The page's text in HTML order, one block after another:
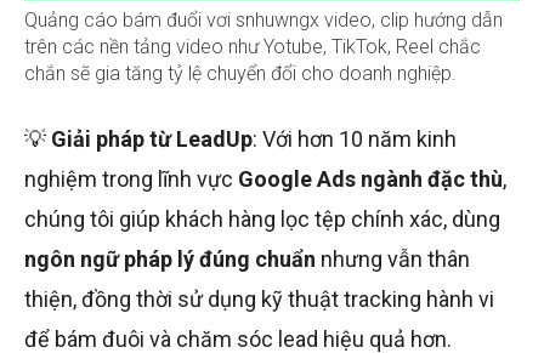
Quảng cáo bám đuổi vơi snhuwngx video, clip hướng dẫn
trên các nền tảng video như Yotube, TikTok, Reel chắc
chắn sẽ gia tăng tỷ lệ chuyển đổi cho doanh nghiệp.
💡 Giải pháp từ LeadUp: Với hơn 10 năm kinh
nghiệm trong lĩnh vực Google Ads ngành đặc thù,
chúng tôi giúp khách hàng lọc tệp chính xác, dùng
ngôn ngữ pháp lý đúng chuẩn nhưng vẫn thân
thiện, đồng thời sử dụng kỹ thuật tracking hành vi
để bám đuôi và chăm sóc lead hiệu quả hơn.